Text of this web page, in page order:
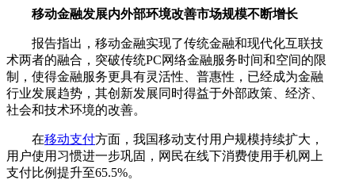
移动金融发展内外部环境改善市场规模不断增长
报告指出，移动金融实现了传统金融和现代化互联技
术两者的融合，突破传统PC网络金融服务时间和空间的限
制，使得金融服务更具有灵活性、普惠性，已经成为金融
行业发展趋势，其创新发展同时得益于外部政策、经济、
社会和技术环境的改善。
在移动支付方面，我国移动支付用户规模持续扩大，
用户使用习惯进一步巩固，网民在线下消费使用手机网上
支付比例提升至65.5%。